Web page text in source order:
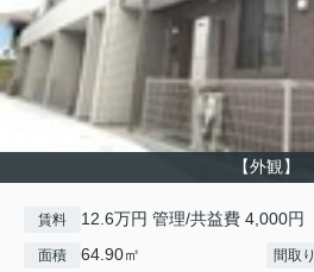
【外観】
賃料 12.6万円 管理/共益費 4,000円
面積 64.90㎡ 間取り